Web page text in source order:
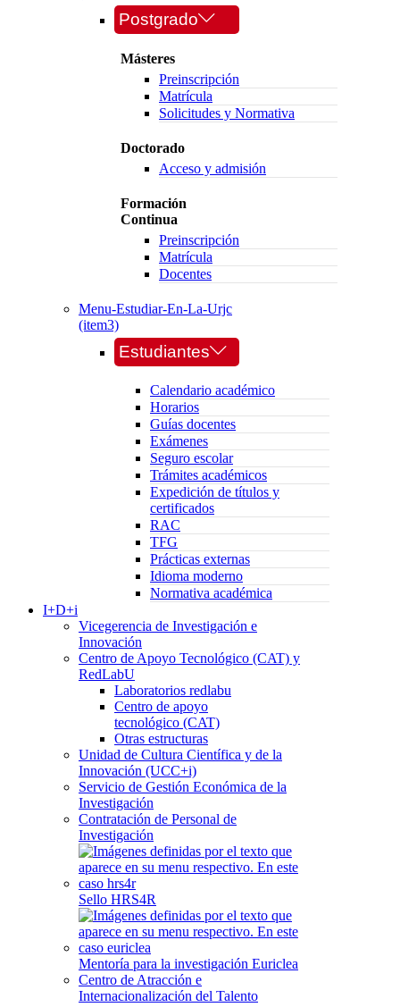
Postgrado
Másteres
Preinscripción
Matrícula
Solicitudes y Normativa
Doctorado
Acceso y admisión
Formación
Continua
Preinscripción
Matrícula
Docentes
Menu-Estudiar-En-La-Urjc
(item3)
Estudiantes
Calendario académico
Horarios
Guías docentes
Exámenes
Seguro escolar
Trámites académicos
Expedición de títulos y
certificados
RAC
TFG
Prácticas externas
Idioma moderno
Normativa académica
I+D+i
Vicegerencia de Investigación e
Innovación
Centro de Apoyo Tecnológico (CAT) y
RedLabU
Laboratorios redlabu
Centro de apoyo
tecnológico (CAT)
Otras estructuras
Unidad de Cultura Científica y de la
Innovación (UCC+i)
Servicio de Gestión Económica de la
Investigación
Contratación de Personal de
Investigación
Sello HRS4R
Mentoría para la investigación Euriclea
Centro de Atracción e
Internacionalización del Talento